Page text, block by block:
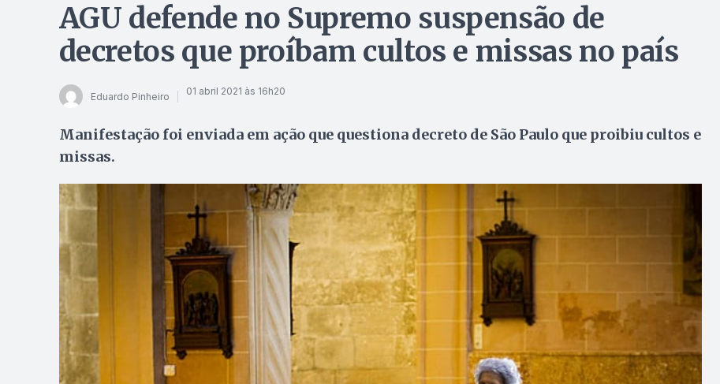
AGU defende no Supremo suspensão de
decretos que proíbam cultos e missas no país
Eduardo Pinheiro 01 abril 2021 às 16h20
Manifestação foi enviada em ação que questiona decreto de São Paulo que proibiu cultos e
missas.